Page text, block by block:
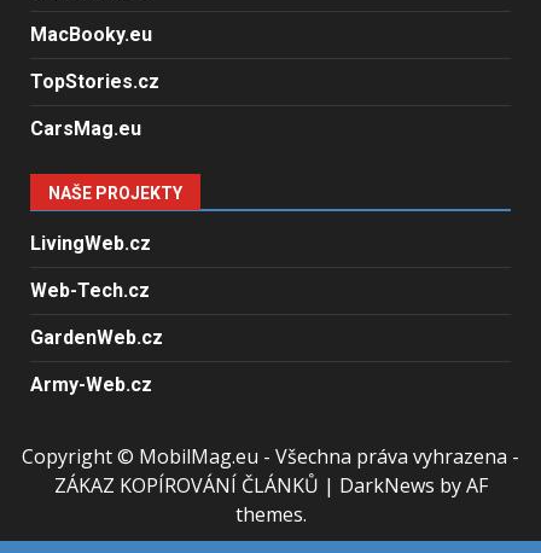
MacBooky.eu
TopStories.cz
CarsMag.eu
NAŠE PROJEKTY
LivingWeb.cz
Web-Tech.cz
GardenWeb.cz
Army-Web.cz
Copyright © MobilMag.eu - Všechna práva vyhrazena -
ZÁKAZ KOPÍROVÁNÍ ČLÁNKŮ | DarkNews by AF
themes.